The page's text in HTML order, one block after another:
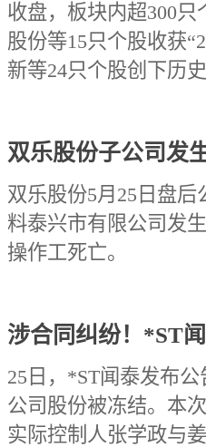
收盘，板块内超300
股份等15只个股收获
新等24只个股创下历史
双乐股份子公司发
双乐股份5月25日盘
料泰兴市有限公司发
操作工死亡。
涉合同纠纷！*ST
25日，*ST闻泰发布
公司股份被冻结。本
实际控制人张学政与